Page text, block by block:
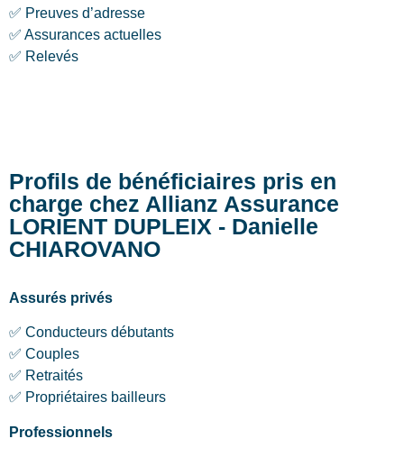
✅ Preuves d’adresse
✅ Assurances actuelles
✅ Relevés
Profils de bénéficiaires pris en
charge chez Allianz Assurance
LORIENT DUPLEIX - Danielle
CHIAROVANO
Assurés privés
✅ Conducteurs débutants
✅ Couples
✅ Retraités
✅ Propriétaires bailleurs
Professionnels